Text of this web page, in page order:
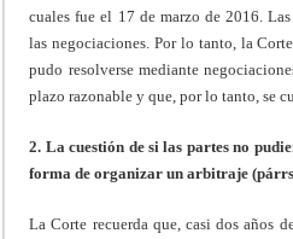
cuales fue el 17 de marzo de 2016.
las negociaciones. Por lo tanto, la
pudo resolverse mediante
plazo razonable y que, por lo tanto, se
2. La cuestión de si las partes no
forma de organizar un arbitraje
La Corte recuerda que, casi dos años